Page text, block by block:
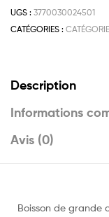
UGS : 3770030024501
CATÉGORIES :
Description
Informations
Avis (0)
Boisson de grande